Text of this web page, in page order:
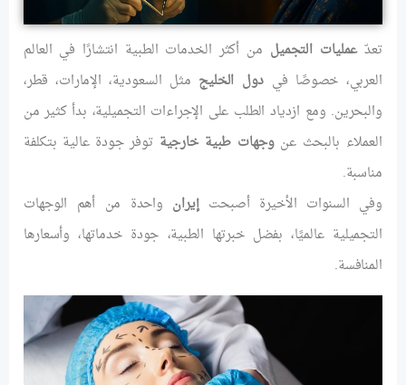
تعدّعمليات التجميل من أكثر الخدمات الطبية انتشارًا في العالم
العربي، خصوصًا في دول الخليج مثل السعودية، الإمارات، قطر،
والبحرين. ومع ازدياد الطلب على الإجراءات التجميلية، بدأ كثير من
العملاء بالبحث عنوجهات طبية خارجية توفر جودة عالية بتكلفة
مناسبة.
وفي السنوات الأخيرة أصبحتإيران واحدة من أهم الوجهات
التجميلية عالميًا، بفضل خبرتها الطبية، جودة خدماتها، وأسعارها
المنافسة.